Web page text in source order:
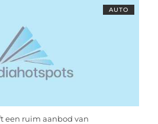
AUTO
een ruim aanbod van